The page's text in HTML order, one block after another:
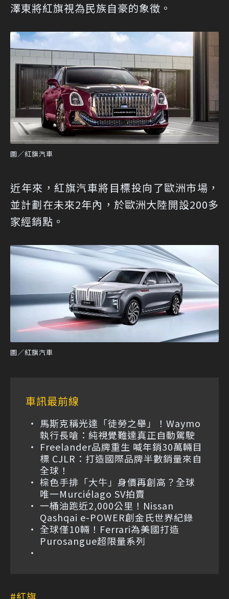
澤東將紅旗視為民族自豪的象徵。
圖／紅旗汽車
近年來，紅旗汽車將目標投向了歐洲市場，
並計劃在未來2年內，於歐洲大陸開設200多
家經銷點。
圖／紅旗汽車
車訊最前線
馬斯克稱光達「徒勞之舉」！Waymo
執行長嗆：純視覺難達真正自動駕駛
Freelander品牌重生 喊年銷30萬輛目
標 CJLR：打造國際品牌半數銷量來自
全球！
棕色手排「大牛」身價再創高？全球
唯一Murciélago SV拍賣
一桶油跑近2,000公里！Nissan
Qashqai e-POWER創金氏世界紀錄
全球僅10輛！Ferrari為美國打造
Purosangue超限量系列
紅旗